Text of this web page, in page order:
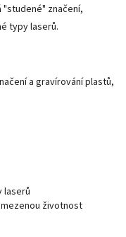
značení,
typy laserů.
a gravírování plastů,
laserů
životnost